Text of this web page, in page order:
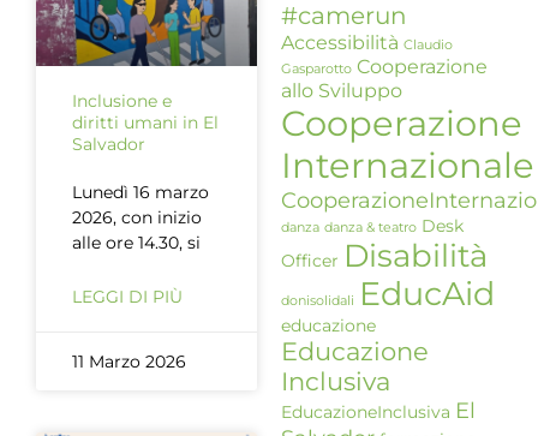
Inclusione e
diritti umani in El
Salvador
Lunedì 16 marzo
2026, con inizio
alle ore 14.30, si
LEGGI DI PIÙ
11 Marzo 2026
#camerun
Accessibilità Claudio
Gasparotto Cooperazione
allo Sviluppo
Cooperazione
Internazionale
danza danza & teatro Desk
Officer Disabilità
donisolidali EducAid
educazione
Educazione
Inclusiva
EducazioneInclusiva El